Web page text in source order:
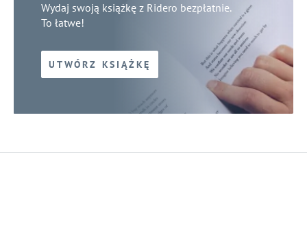
Wydaj swoją książkę z Ridero bezpłatnie.
To łatwe!
UTWÓRZ KSIĄŻKĘ